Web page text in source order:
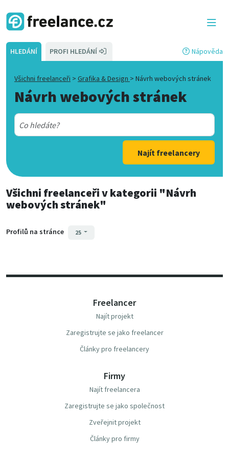
HLEDÁNÍ PROFI HLEDÁNÍ Nápověda
Všichni freelanceři > Grafika & Design > Návrh webových stránek
Návrh webových stránek
Najít freelancery
Všichni freelanceřiv kategorii "Návrh
webových stránek"
Profilů na stránce 25
Freelancer
Najít projekt
Zaregistrujte se jako freelancer
Články pro freelancery
Firmy
Najít freelancera
Zaregistrujte se jako společnost
Zveřejnit projekt
Články pro firmy